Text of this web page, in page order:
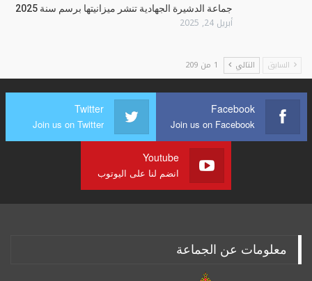
جماعة الدشيرة الجهادية تنشر ميزانيتها برسم سنة 2025
أبريل 24, 2025
السابق التالي 1 من 209
Facebook
Join us on Facebook
Twitter
Join us on Twitter
Youtube
انضم لنا على اليوتوب
معلومات عن الجماعة